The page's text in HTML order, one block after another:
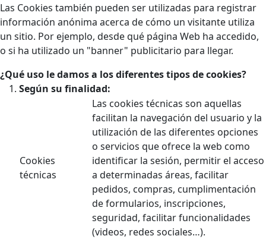
Las Cookies también pueden ser utilizadas para registrar
información anónima acerca de cómo un visitante utiliza
un sitio. Por ejemplo, desde qué página Web ha accedido,
o si ha utilizado un "banner" publicitario para llegar.
¿Qué uso le damos a los diferentes tipos de cookies?
Según su finalidad:
Cookies
técnicas
Las cookies técnicas son aquellas
facilitan la navegación del usuario y la
utilización de las diferentes opciones
o servicios que ofrece la web como
identificar la sesión, permitir el acceso
a determinadas áreas, facilitar
pedidos, compras, cumplimentación
de formularios, inscripciones,
seguridad, facilitar funcionalidades
(videos, redes sociales…).